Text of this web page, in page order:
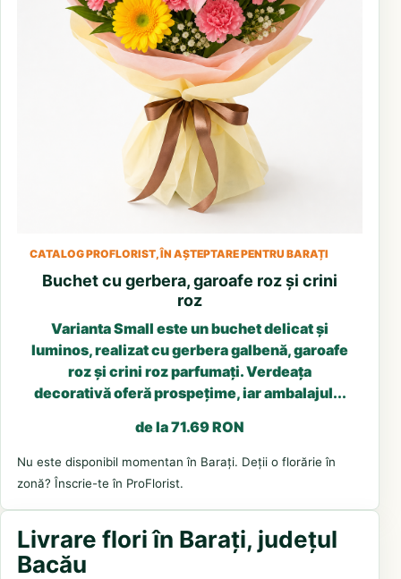
CATALOG PROFLORIST, ÎN AȘTEPTARE PENTRU BARAȚI
Buchet cu gerbera, garoafe roz și crini
roz
Varianta Small este un buchet delicat și
luminos, realizat cu gerbera galbenă, garoafe
roz și crini roz parfumați. Verdeața
decorativă oferă prospețime, iar ambalajul...
de la 71.69 RON
Nu este disponibil momentan în Barați. Deții o florărie în
zonă? Înscrie-te în ProFlorist.
Livrare flori în Barați, județul
Bacău